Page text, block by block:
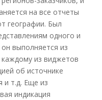
на все отчеты
географии. Был
одного и
выполняется из
из виджетов
об источнике
и т.д. Еще из
индикация